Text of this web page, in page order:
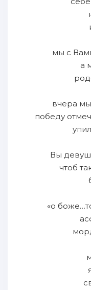
мы с
а
вчера
победу
Вы
чтоб
«о